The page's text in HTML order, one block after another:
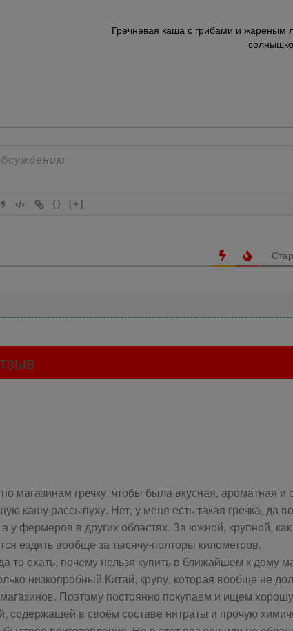
Гречневая каша с грибами и жареным
{} [+]
магазинам гречку, чтобы была вкусная, ароматная и
кашу рассыпуху. Нет, у меня есть такая гречка, да
у фермеров в других областях. За южной, крупной, как
ездить вообще за тысячу-полторы километров.
то ехать, почему нельзя купить в ближайшем к дому
низкопробный Китай, крупу, которая вообще не
Поэтому постоянно покупаем и ищем
содержащей в своём составе нитраты и прочую